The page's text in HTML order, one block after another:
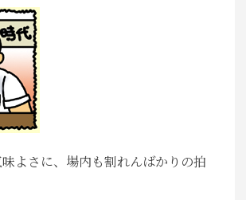
よさに、場内も割れんばかりの拍